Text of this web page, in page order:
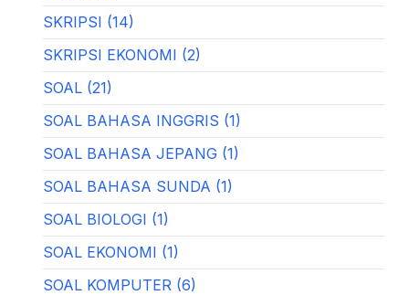
SKRIPSI (14)
SKRIPSI EKONOMI (2)
SOAL (21)
SOAL BAHASA INGGRIS (1)
SOAL BAHASA JEPANG (1)
SOAL BAHASA SUNDA (1)
SOAL BIOLOGI (1)
SOAL EKONOMI (1)
SOAL KOMPUTER (6)